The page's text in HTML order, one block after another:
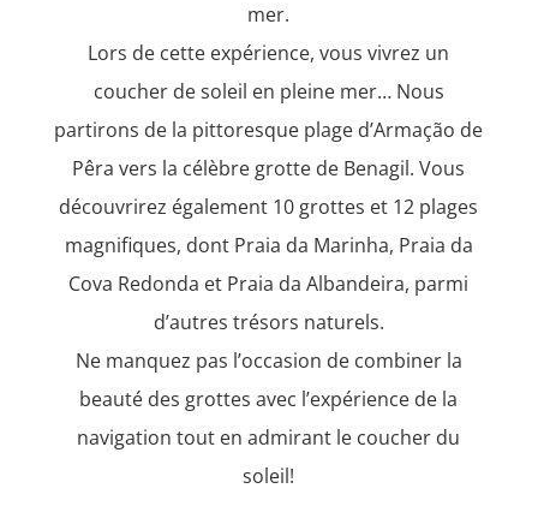
mer.
Lors de cette expérience, vous vivrez un
coucher de soleil en pleine mer… Nous
partirons de la pittoresque plage d’Armação de
Pêra vers la célèbre grotte de Benagil. Vous
découvrirez également 10 grottes et 12 plages
magnifiques, dont Praia da Marinha, Praia da
Cova Redonda et Praia da Albandeira, parmi
d’autres trésors naturels.
Ne manquez pas l’occasion de combiner la
beauté des grottes avec l’expérience de la
navigation tout en admirant le coucher du
soleil!